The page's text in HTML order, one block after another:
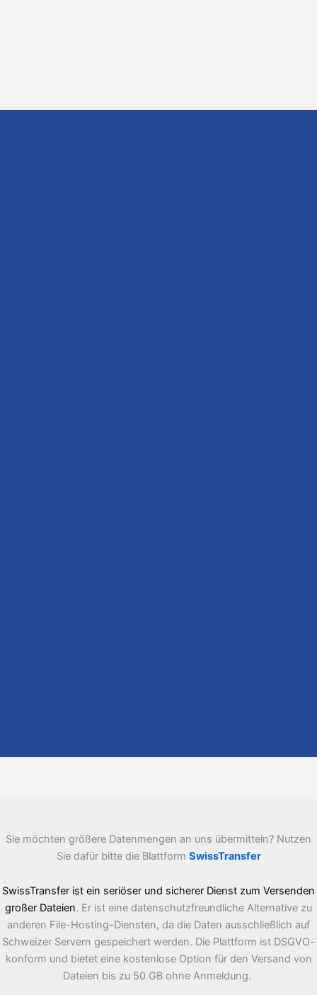
Sie möchten größere Datenmengen an uns übermitteln? Nutzen
Sie dafür bitte die Blattform SwissTransfer
SwissTransfer ist ein seriöser und sicherer Dienst zum Versenden
großer Dateien. Er ist eine datenschutzfreundliche Alternative zu
anderen File-Hosting-Diensten, da die Daten ausschließlich auf
Schweizer Servern gespeichert werden. Die Plattform ist DSGVO-
konform und bietet eine kostenlose Option für den Versand von
Dateien bis zu 50 GB ohne Anmeldung.